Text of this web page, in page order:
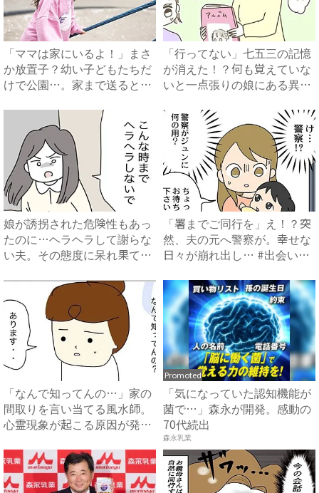
「ママは家にいるよ！」まさ
か放置子？幼い子どもたちだ
けで公園…。家まで送ると、
「行ってない」七五三の記憶
が消えた！？何も覚えていな
いと一点張りの娘にある異変
娘が誘拐された危険性もあっ
たのに…ヘラヘラして謝らな
い夫。その態度に呆れ果て
「署までご同行を」え！？突
然、夫の元へ警察が。幸せな
日々が崩れ出し… #出会い
「なんで知ってんの…」家の
間取りを言い当てる風水師。
心霊現象が起こる原因が発覚
Promoted
「気になっていた認知機能が
菌で…」森永が開発。感動の
70代続出
森永乳業